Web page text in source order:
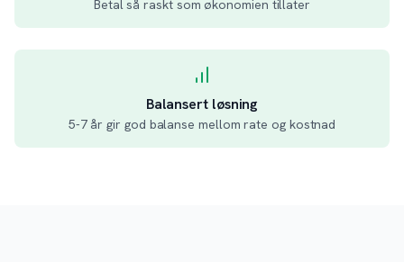
Betal så raskt som økonomien tillater
Balansert løsning
5-7 år gir god balanse mellom rate og kostnad